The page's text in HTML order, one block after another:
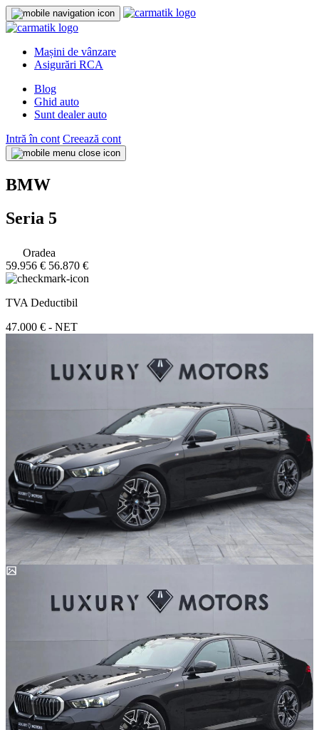
Mașini de vânzare
Asigurări RCA
Blog
Ghid auto
Sunt dealer auto
Intră în cont Creează cont
BMW
Seria 5
Oradea
59.956 € 56.870 €
TVA Deductibil
47.000 € - NET